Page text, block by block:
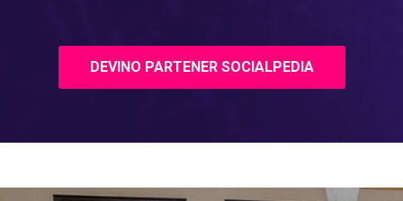
DEVINO PARTENER SOCIALPEDIA